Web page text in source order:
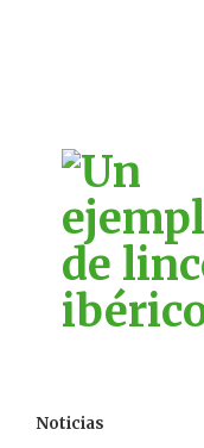
Noticias